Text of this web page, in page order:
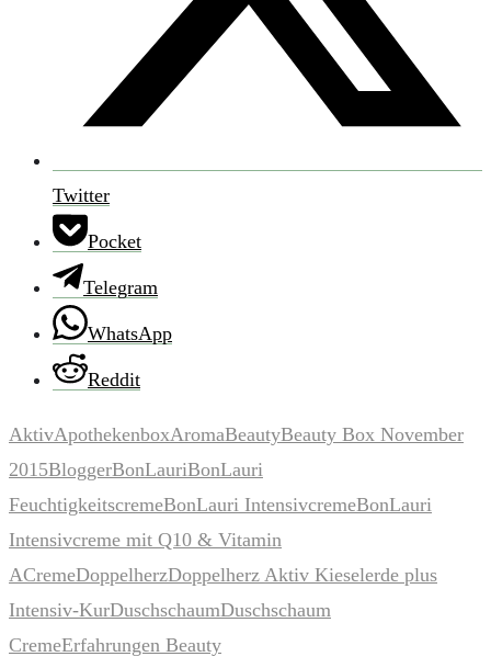
Twitter
Pocket
Telegram
WhatsApp
Reddit
AktivApothekenboxAromaBeautyBeauty Box November
2015BloggerBonLauriBonLauri
FeuchtigkeitscremeBonLauri IntensivcremeBonLauri
Intensivcreme mit Q10 & Vitamin
ACremeDoppelherzDoppelherz Aktiv Kieselerde plus
Intensiv-KurDuschschaumDuschschaum
CremeErfahrungen Beauty